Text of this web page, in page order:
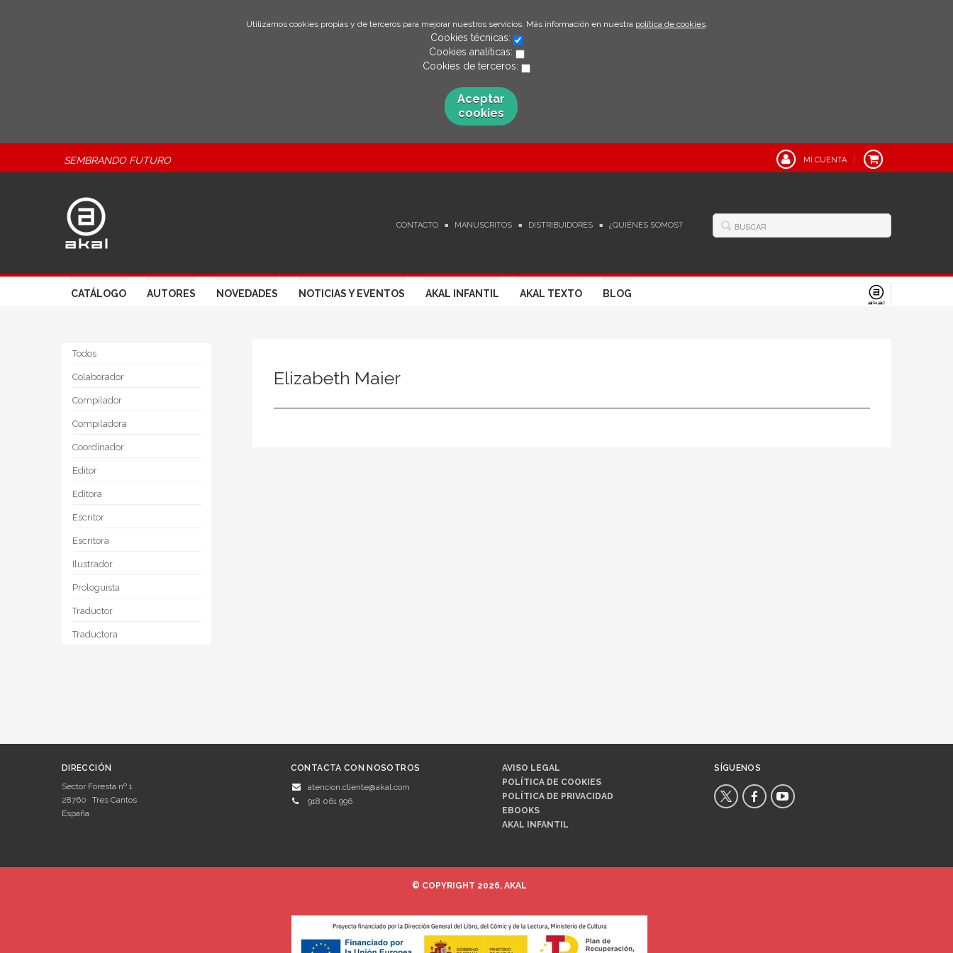
Utilizamos cookies propias y de terceros para mejorar nuestros servicios. Más información en nuestra política de cookies.
Cookies técnicas:
Cookies analíticas:
Cookies de terceros:
Aceptar
cookies
SEMBRANDO FUTURO MI CUENTA
CONTACTO MANUSCRITOS DISTRIBUIDORES ¿QUIÉNES SOMOS?
CATÁLOGO AUTORES NOVEDADES NOTICIAS Y EVENTOS AKAL INFANTIL AKAL TEXTO BLOG
Todos
Colaborador
Compilador
Compiladora
Coordinador
Editor
Editora
Escritor
Escritora
Ilustrador
Prologuista
Traductor
Traductora
Elizabeth Maier
DIRECCIÓN
Sector Foresta nº 1
28760
Tres Cantos
España
CONTACTA CON NOSOTROS
atencion.cliente@akal.com
918 061 996
AVISO LEGAL
POLÍTICA DE COOKIES
POLÍTICA DE PRIVACIDAD
EBOOKS
AKAL INFANTIL
SÍGUENOS
© COPYRIGHT 2026, AKAL